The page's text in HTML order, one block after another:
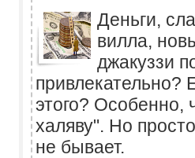
Деньги,
вилла,
джакуззи
этого? Особенно,
халяву". Но
не бывает.